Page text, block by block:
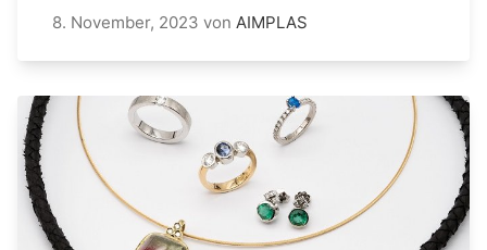
8. November, 2023 von AIMPLAS